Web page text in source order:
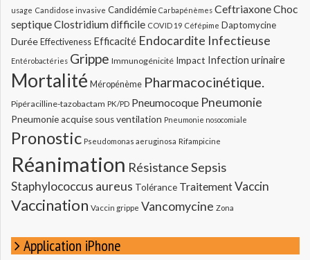
usage Candidose invasive Candidémie Carbapénèmes CeftriaxoneChoc
septiqueClostridium difficile COVID 19 Céfépime Daptomycine
Durée Effectiveness Efficacité Endocardite Infectieuse
Entérobactéries Grippe Immunogénicité Impact Infection urinaire
Mortalité Méropénème Pharmacocinétique.
Pipéracilline-tazobactam PK/PD Pneumocoque Pneumonie
Pneumonie acquise sous ventilation Pneumonie nosocomiale
Pronostic Pseudomonas aeruginosa Rifampicine
Réanimation RésistanceSepsis
Staphylococcus aureus Tolérance TraitementVaccin
Vaccination Vaccin grippe Vancomycine Zona
Application iPhone